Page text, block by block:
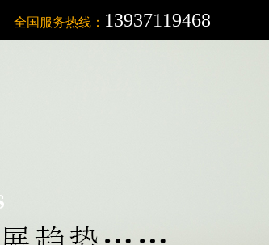
全国服务热线： 13937119468